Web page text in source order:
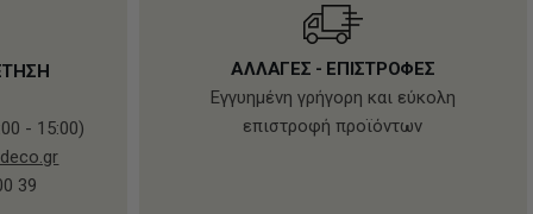
- 15:00)
39
ΑΛΛΑΓΕΣ - ΕΠΙΣΤΡΟΦΕΣ
Εγγυημένη γρήγορη και εύκολη
επιστροφή προϊόντων